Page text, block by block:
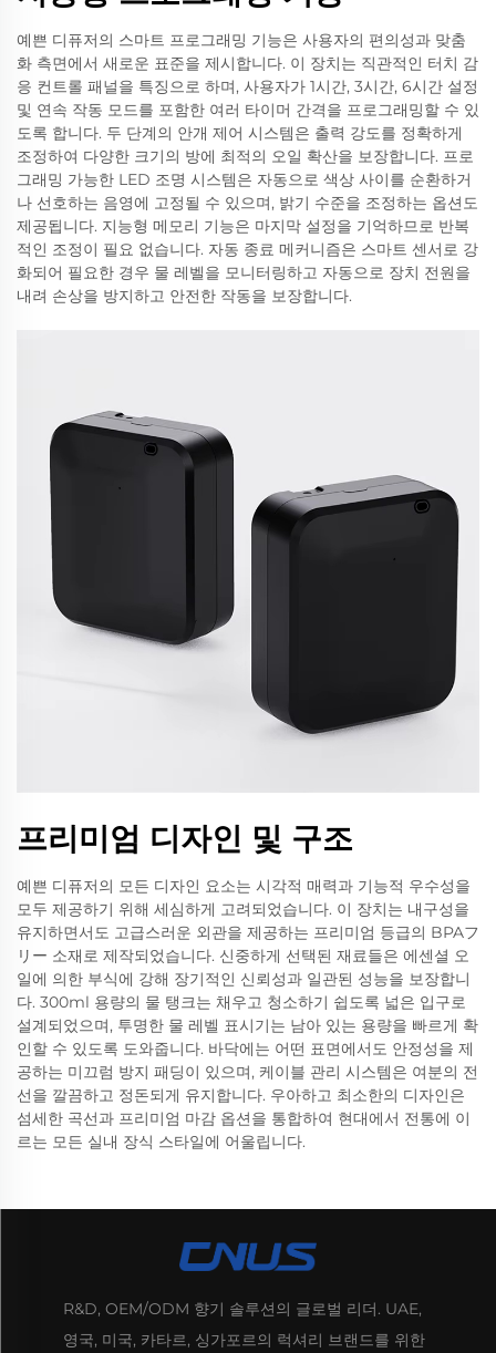
예쁜 디퓨저의 스마트 프로그래밍 기능은 사용자의 편의성과 맞춤
화 측면에서 새로운 표준을 제시합니다. 이 장치는 직관적인 터치 감
응 컨트롤 패널을 특징으로 하며, 사용자가 1시간, 3시간, 6시간 설정
및 연속 작동 모드를 포함한 여러 타이머 간격을 프로그래밍할 수 있
도록 합니다. 두 단계의 안개 제어 시스템은 출력 강도를 정확하게
조정하여 다양한 크기의 방에 최적의 오일 확산을 보장합니다. 프로
그래밍 가능한 LED 조명 시스템은 자동으로 색상 사이를 순환하거
나 선호하는 음영에 고정될 수 있으며, 밝기 수준을 조정하는 옵션도
제공됩니다. 지능형 메모리 기능은 마지막 설정을 기억하므로 반복
적인 조정이 필요 없습니다. 자동 종료 메커니즘은 스마트 센서로 강
화되어 필요한 경우 물 레벨을 모니터링하고 자동으로 장치 전원을
내려 손상을 방지하고 안전한 작동을 보장합니다.
프리미엄 디자인 및 구조
예쁜 디퓨저의 모든 디자인 요소는 시각적 매력과 기능적 우수성을
모두 제공하기 위해 세심하게 고려되었습니다. 이 장치는 내구성을
유지하면서도 고급스러운 외관을 제공하는 프리미엄 등급의 BPAフ
リー 소재로 제작되었습니다. 신중하게 선택된 재료들은 에센셜 오
일에 의한 부식에 강해 장기적인 신뢰성과 일관된 성능을 보장합니
다. 300ml 용량의 물 탱크는 채우고 청소하기 쉽도록 넓은 입구로
설계되었으며, 투명한 물 레벨 표시기는 남아 있는 용량을 빠르게 확
인할 수 있도록 도와줍니다. 바닥에는 어떤 표면에서도 안정성을 제
공하는 미끄럼 방지 패딩이 있으며, 케이블 관리 시스템은 여분의 전
선을 깔끔하고 정돈되게 유지합니다. 우아하고 최소한의 디자인은
섬세한 곡선과 프리미엄 마감 옵션을 통합하여 현대에서 전통에 이
르는 모든 실내 장식 스타일에 어울립니다.
R&D, OEM/ODM 향기 솔루션의 글로벌 리더. UAE,
영국, 미국, 카타르, 싱가포르의 럭셔리 브랜드를 위한